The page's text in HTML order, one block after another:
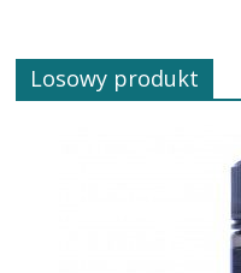
Losowy produkt